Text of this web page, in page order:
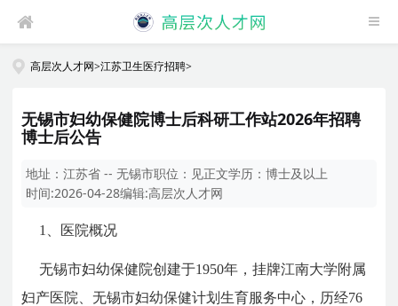
高层次人才网>江苏卫生医疗招聘>
无锡市妇幼保健院博士后科研工作站2026年招聘
博士后公告
地址：江苏省 -- 无锡市职位： 见正文学历：博士及以上
时间:2026-04-28编辑:高层次人才网
1、 医院概况
无锡市妇幼保健院创建于1950年，挂牌江南大学附属
妇产医院、无锡市妇幼保健计划生育服务中心，历经76